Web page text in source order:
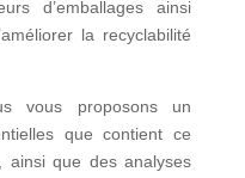
d’emballages ainsi
la recyclabilité
vous proposons un
que contient ce
ainsi que des analyses